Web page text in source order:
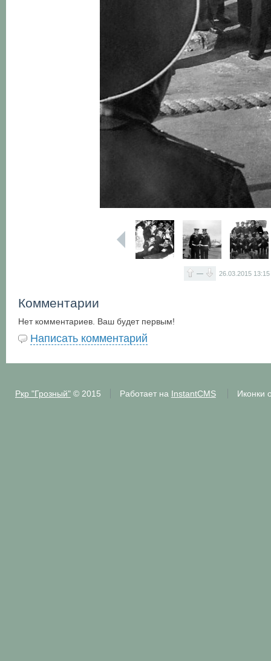
— 26.03.2015 13:15
Комментарии
Нет комментариев. Ваш будет первым!
Написать комментарий
Ркр "Грозный"© 2015 Работает на InstantCMS Иконки